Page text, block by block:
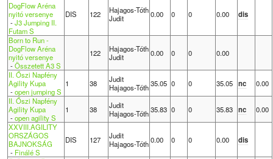
DogFlow Aréna
nyitó versenye
-J3 Jumping II.
Futam S
DIS 122
Hajagos-Tóth
Judit
0.00 0 0 0.00 dis
Born to Run -
DogFlow Aréna
nyitó versenye
-Összetett A3 S
122
Hajagos-Tóth
Judit
0.00 0 0 0.00
II. Őszi Napfény
Agility Kupa
-open jumping S
1 38
Judit
Hajagos-Tóth 35.05 0 0 35.05 nc
0.00
II. Őszi Napfény
Agility Kupa
-open agility S
1 38
Judit
Hajagos-Tóth 35.83 0 0 35.83 nc
0.00
XXVIII.AGILITY
ORSZÁGOS
BAJNOKSÁG
- Finálé S
DIS 127
Judit
Hajagos-Tóth 0.00 0 0 0.00 dis